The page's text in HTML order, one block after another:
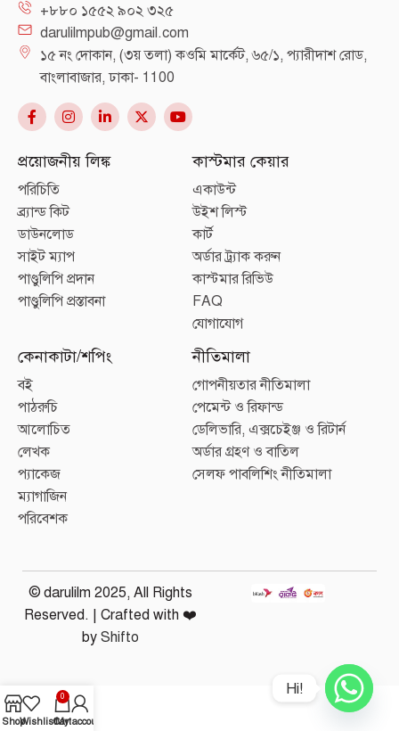
+৮৮০ ১৫৫২ ৯০২ ৩২৫
darulilmpub@gmail.com
১৫ নং দোকান, (৩য় তলা) কওমি মার্কেট, ৬৫/১, প্যারীদাশ রোড,
বাংলাবাজার, ঢাকা- 1100
প্রয়োজনীয় লিঙ্ক
পরিচিতি
ব্র্যান্ড কিট
ডাউনলোড
সাইট ম্যাপ
পাণ্ডুলিপি প্রদান
পাণ্ডুলিপি প্রস্তাবনা
কাস্টমার কেয়ার
একাউন্ট
উইশ লিস্ট
কার্ট
অর্ডার ট্র্যাক করুন
কাস্টমার রিভিউ
FAQ
যোগাযোগ
কেনাকাটা/শপিং
বই
পাঠরুচি
আলোচিত
লেখক
প্যাকেজ
ম্যাগাজিন
পরিবেশক
নীতিমালা
গোপনীয়তার নীতিমালা
পেমেন্ট ও রিফান্ড
ডেলিভারি, এক্সচেইঞ্জ ও রিটার্ন
অর্ডার গ্রহণ ও বাতিল
সেলফ পাবলিশিং নীতিমালা
© darulilm 2025, All Rights
Reserved. | Crafted with ❤️
byShifto
ShopWishlist
0
Cart
My account
Hi!